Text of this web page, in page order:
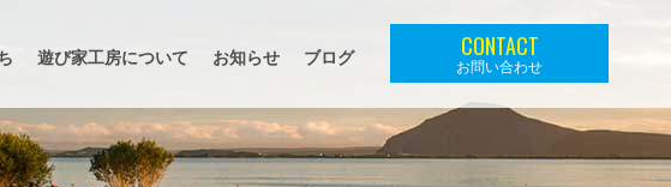
遊び家工房について お知らせ ブログ CONTACT
お問い合わせ